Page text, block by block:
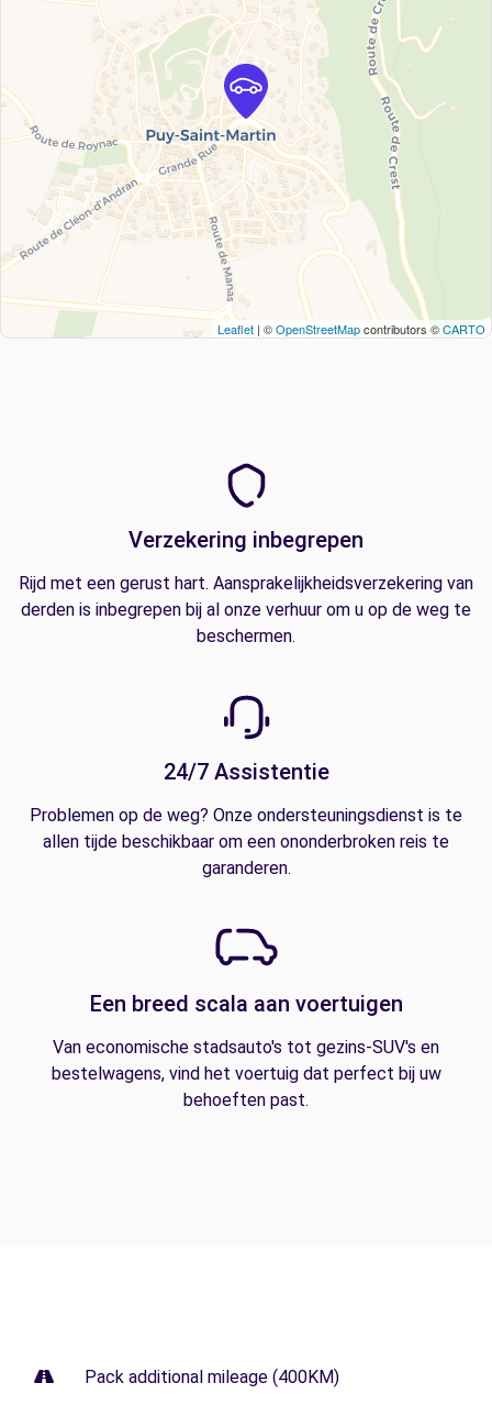
Leaflet | ©OpenStreetMapcontributors ©CARTO
Verzekering inbegrepen
Rijd met een gerust hart. Aansprakelijkheidsverzekering van
derden is inbegrepen bij al onze verhuur om u op de weg te
beschermen.
24/7 Assistentie
Problemen op de weg? Onze ondersteuningsdienst is te
allen tijde beschikbaar om een ononderbroken reis te
garanderen.
Een breed scala aan voertuigen
Van economische stadsauto's tot gezins-SUV's en
bestelwagens, vind het voertuig dat perfect bij uw
behoeften past.
Pack additional mileage (400KM)